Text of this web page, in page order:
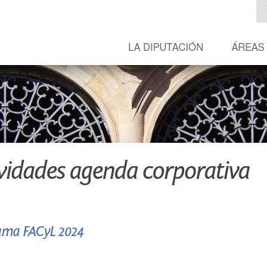
LA DIPUTACIÓN
agenda corporativa
FACyL 2024